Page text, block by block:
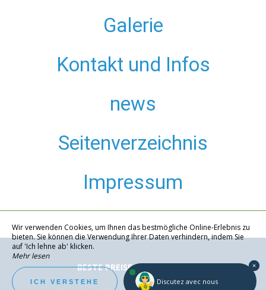
Galerie
Kontakt und Infos
news
Seitenverzeichnis
Impressum
BESTE PREISE GARANTIERT
Wir verwenden Cookies, um Ihnen das bestmögliche Online-Erlebnis zu
bieten. Sie können die Verwendung Ihrer Daten verhindern, indem Sie
auf 'Ich lehne ab' klicken.
Mehr lesen
ICH VERSTEHE Ich lehne abDiscutez avec nous